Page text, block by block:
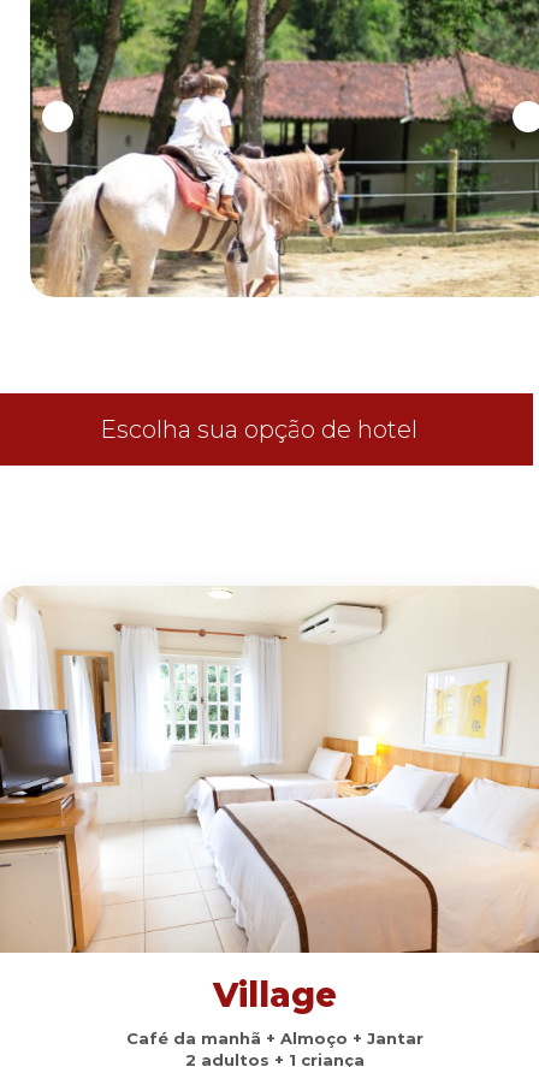
Escolha sua opção de hotel
Village
Café da manhã + Almoço + Jantar
2 adultos + 1 criança